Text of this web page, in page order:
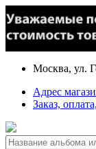
Москва, ул.
Адрес
Заказ,